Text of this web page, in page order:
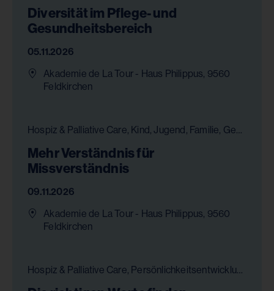
Diversität im Pflege- und
Gesundheitsbereich
05.11.2026
Akademie de La Tour - Haus Philippus, 9560
Feldkirchen
Hospiz & Palliative Care, Kind, Jugend, Familie, Gesundheit & Pflege, Chancengleichheit
Mehr Verständnis für
Missverständnis
09.11.2026
Akademie de La Tour - Haus Philippus, 9560
Feldkirchen
Hospiz & Palliative Care, Persönlichkeitsentwicklung, Gesundheit & Pflege